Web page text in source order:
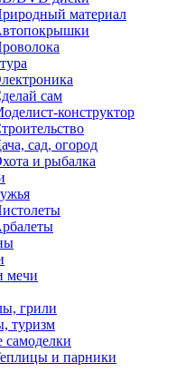
материал
сам
конструктор
сад, огород
и рыбалка
мечи
грили
туризм
самоделки
и парники